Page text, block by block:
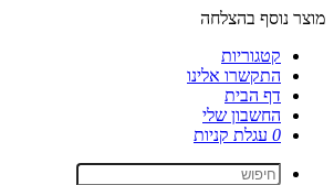
מוצר נוסף בהצלחה
קטגוריות
התקשרו אלינו
דף הבית
החשבון שלי
0 עגלת קניות